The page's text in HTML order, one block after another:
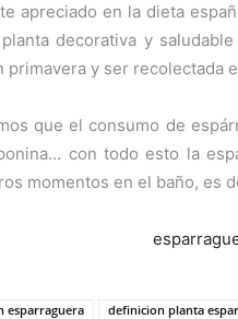
apreciado en la dieta
decorativa y
y ser recolectada
que el consumo de
con todo esto la
momentos en el baño, es
esparraguera definicion planta